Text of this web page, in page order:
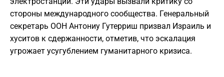
стороны международного сообщества. Генеральный
секретарь ООН Антониу Гутерриш призвал Израиль и
хуситов к сдержанности, отметив, что эскалация
угрожает усугублением гуманитарного кризиса.